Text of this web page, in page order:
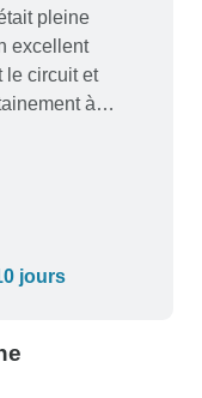
pleine
excellent
le circuit et
à
car c'est
jours